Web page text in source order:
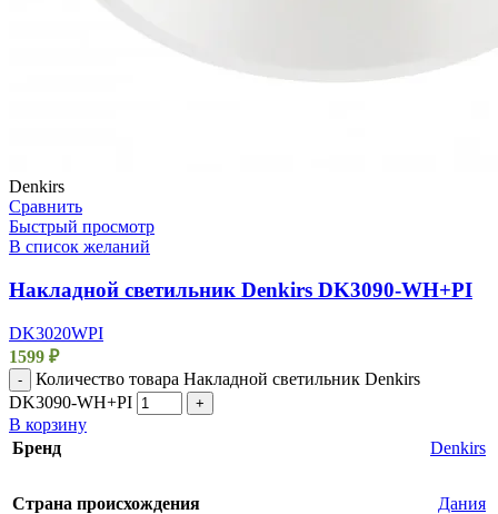
Denkirs
Сравнить
Быстрый просмотр
В список желаний
Накладной светильник Denkirs DK3090-WH+PI
DK3020WPI
1599 ₽
-
Количество товара Накладной светильник Denkirs
DK3090-WH+PI
+
В корзину
Бренд
Denkirs
Страна происхождения Дания